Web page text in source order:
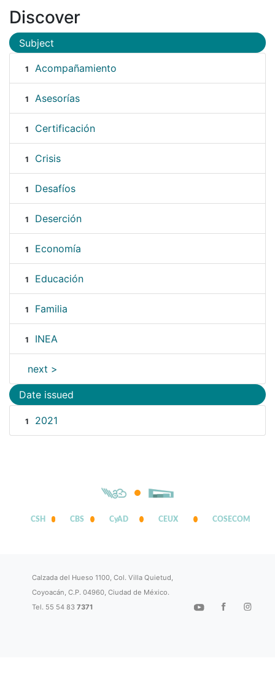
Discover
Subject
1 Acompañamiento
1 Asesorías
1 Certificación
1 Crisis
1 Desafíos
1 Deserción
1 Economía
1 Educación
1 Familia
1 INEA
next >
Date issued
1 2021
CSH CBS CyAD CEUX COSECOM
Calzada del Hueso 1100, Col. Villa Quietud,
Coyoacán, C.P. 04960, Ciudad de México.
Tel. 55 54 837371